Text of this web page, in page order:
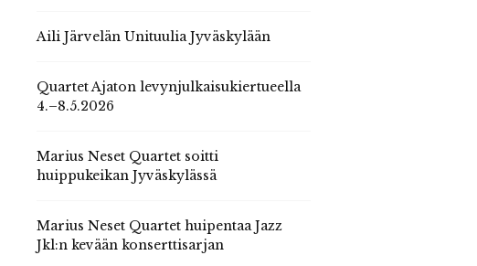
Aili Järvelän Unituulia Jyväskylään
Quartet Ajaton levynjulkaisukiertueella
4.–8.5.2026
Marius Neset Quartet soitti
huippukeikan Jyväskylässä
Marius Neset Quartet huipentaa Jazz
Jkl:n kevään konserttisarjan